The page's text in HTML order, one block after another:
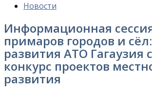
Новости
Информационная
примаров городов и
развития АТО Гагаузия
конкурс проектов
развития